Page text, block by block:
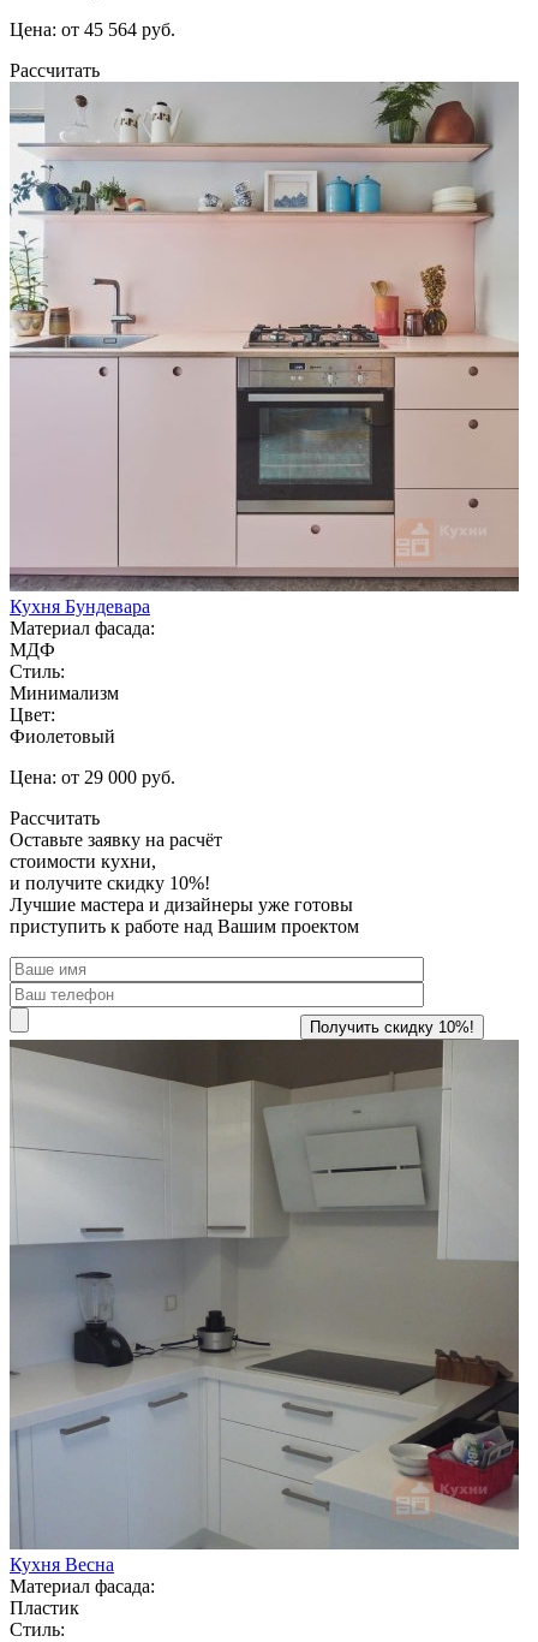
Цена: от 45 564 руб.
Рассчитать
Кухня Бундевара
Материал фасада:
МДФ
Стиль:
Минимализм
Цвет:
Фиолетовый
Цена: от 29 000 руб.
Рассчитать
Оставьте заявку на расчёт
стоимости кухни,
и получите скидку 10%!
Лучшие мастера и дизайнеры уже готовы
приступить к работе над Вашим проектом
Кухня Весна
Материал фасада:
Пластик
Стиль: